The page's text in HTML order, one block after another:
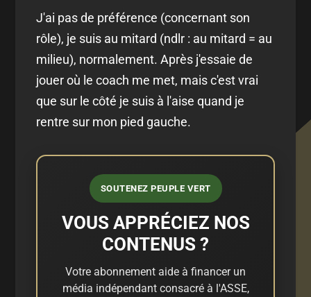
J'ai pas de préférence (concernant son
rôle), je suis au mitard (ndlr : au mitard = au
milieu), normalement. Après j'essaie de
jouer où le coach me met, mais c'est vrai
que sur le côté je suis à l'aise quand je
rentre sur mon pied gauche.
SOUTENEZ PEUPLE VERT
VOUS APPRÉCIEZ NOS
CONTENUS ?
Votre abonnement aide à financer un
média indépendant consacré à l'ASSE,